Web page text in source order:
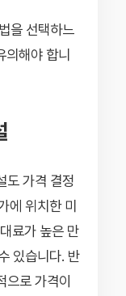
을 선택하느
의해야 합니
도 가격 결정
에 위치한 미
료가 높은 만
있습니다. 반
로 가격이